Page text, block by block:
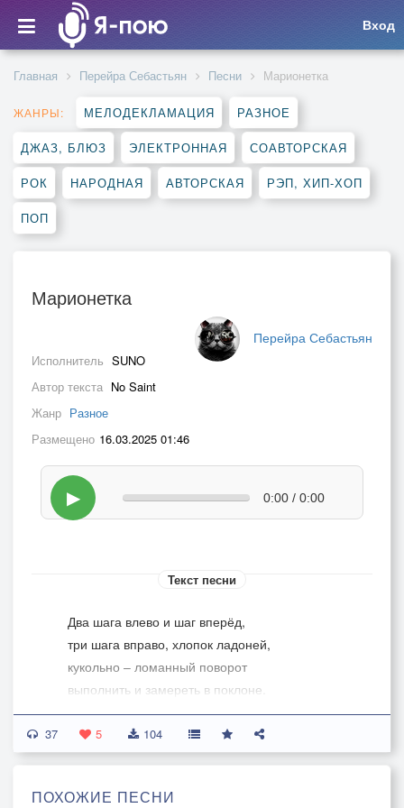
Вход
Главная Перейра Себастьян Песни Марионетка
ЖАНРЫ: МЕЛОДЕКЛАМАЦИЯ РАЗНОЕ
ДЖАЗ, БЛЮЗ ЭЛЕКТРОННАЯ СОАВТОРСКАЯ
РОК НАРОДНАЯ АВТОРСКАЯ РЭП, ХИП-ХОП
ПОП
Марионетка
Перейра Себастьян
Исполнитель SUNO
Автор текста No Saint
Жанр Разное
Размещено 16.03.2025 01:46
▶ 0:00 / 0:00
Текст песни
Два шага влево и шаг вперёд,
три шага вправо, хлопок ладоней,
кукольно – ломанный поворот
выполнить и замереть в поклоне.
От сотворенья один закон
не может оспорен быть и нарушен –
пальцев движениям быть послушным.
37 5 104
ПОХОЖИЕ ПЕСНИ